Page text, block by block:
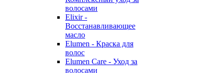
волосами
Elixir -
Восстанавливающее
масло
Elumen - Краска для
волос
Elumen Care - Уход за
волосами